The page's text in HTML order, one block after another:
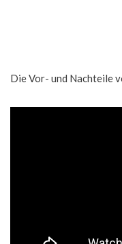
Die Vor- und Nachteile